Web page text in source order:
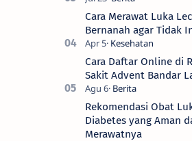
Cara Merawat Luka
Bernanah agar Tidak
Cara Daftar Online di
Sakit Advent Bandar
Rekomendasi Obat
Diabetes yang Aman
Merawatnya